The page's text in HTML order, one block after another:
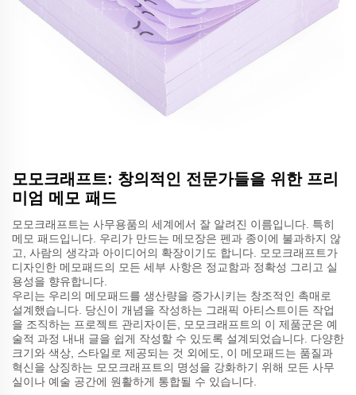
모모크래프트: 창의적인 전문가들을 위한 프리
미엄 메모 패드
모모크래프트는 사무용품의 세계에서 잘 알려진 이름입니다. 특히
메모 패드입니다. 우리가 만드는 메모장은 펜과 종이에 불과하지 않
고, 사람의 생각과 아이디어의 확장이기도 합니다. 모모크래프트가
디자인한 메모패드의 모든 세부 사항은 정교함과 정확성 그리고 실
용성을 향유합니다.
우리는 우리의 메모패드를 생산량을 증가시키는 창조적인 촉매로
설계했습니다. 당신이 개념을 작성하는 그래픽 아티스트이든 작업
을 조직하는 프로젝트 관리자이든, 모모크래프트의 이 제품군은 예
술적 과정 내내 글을 쉽게 작성할 수 있도록 설계되었습니다. 다양한
크기와 색상, 스타일로 제공되는 것 외에도, 이 메모패드는 품질과
혁신을 상징하는 모모크래프트의 명성을 강화하기 위해 모든 사무
실이나 예술 공간에 원활하게 통합될 수 있습니다.